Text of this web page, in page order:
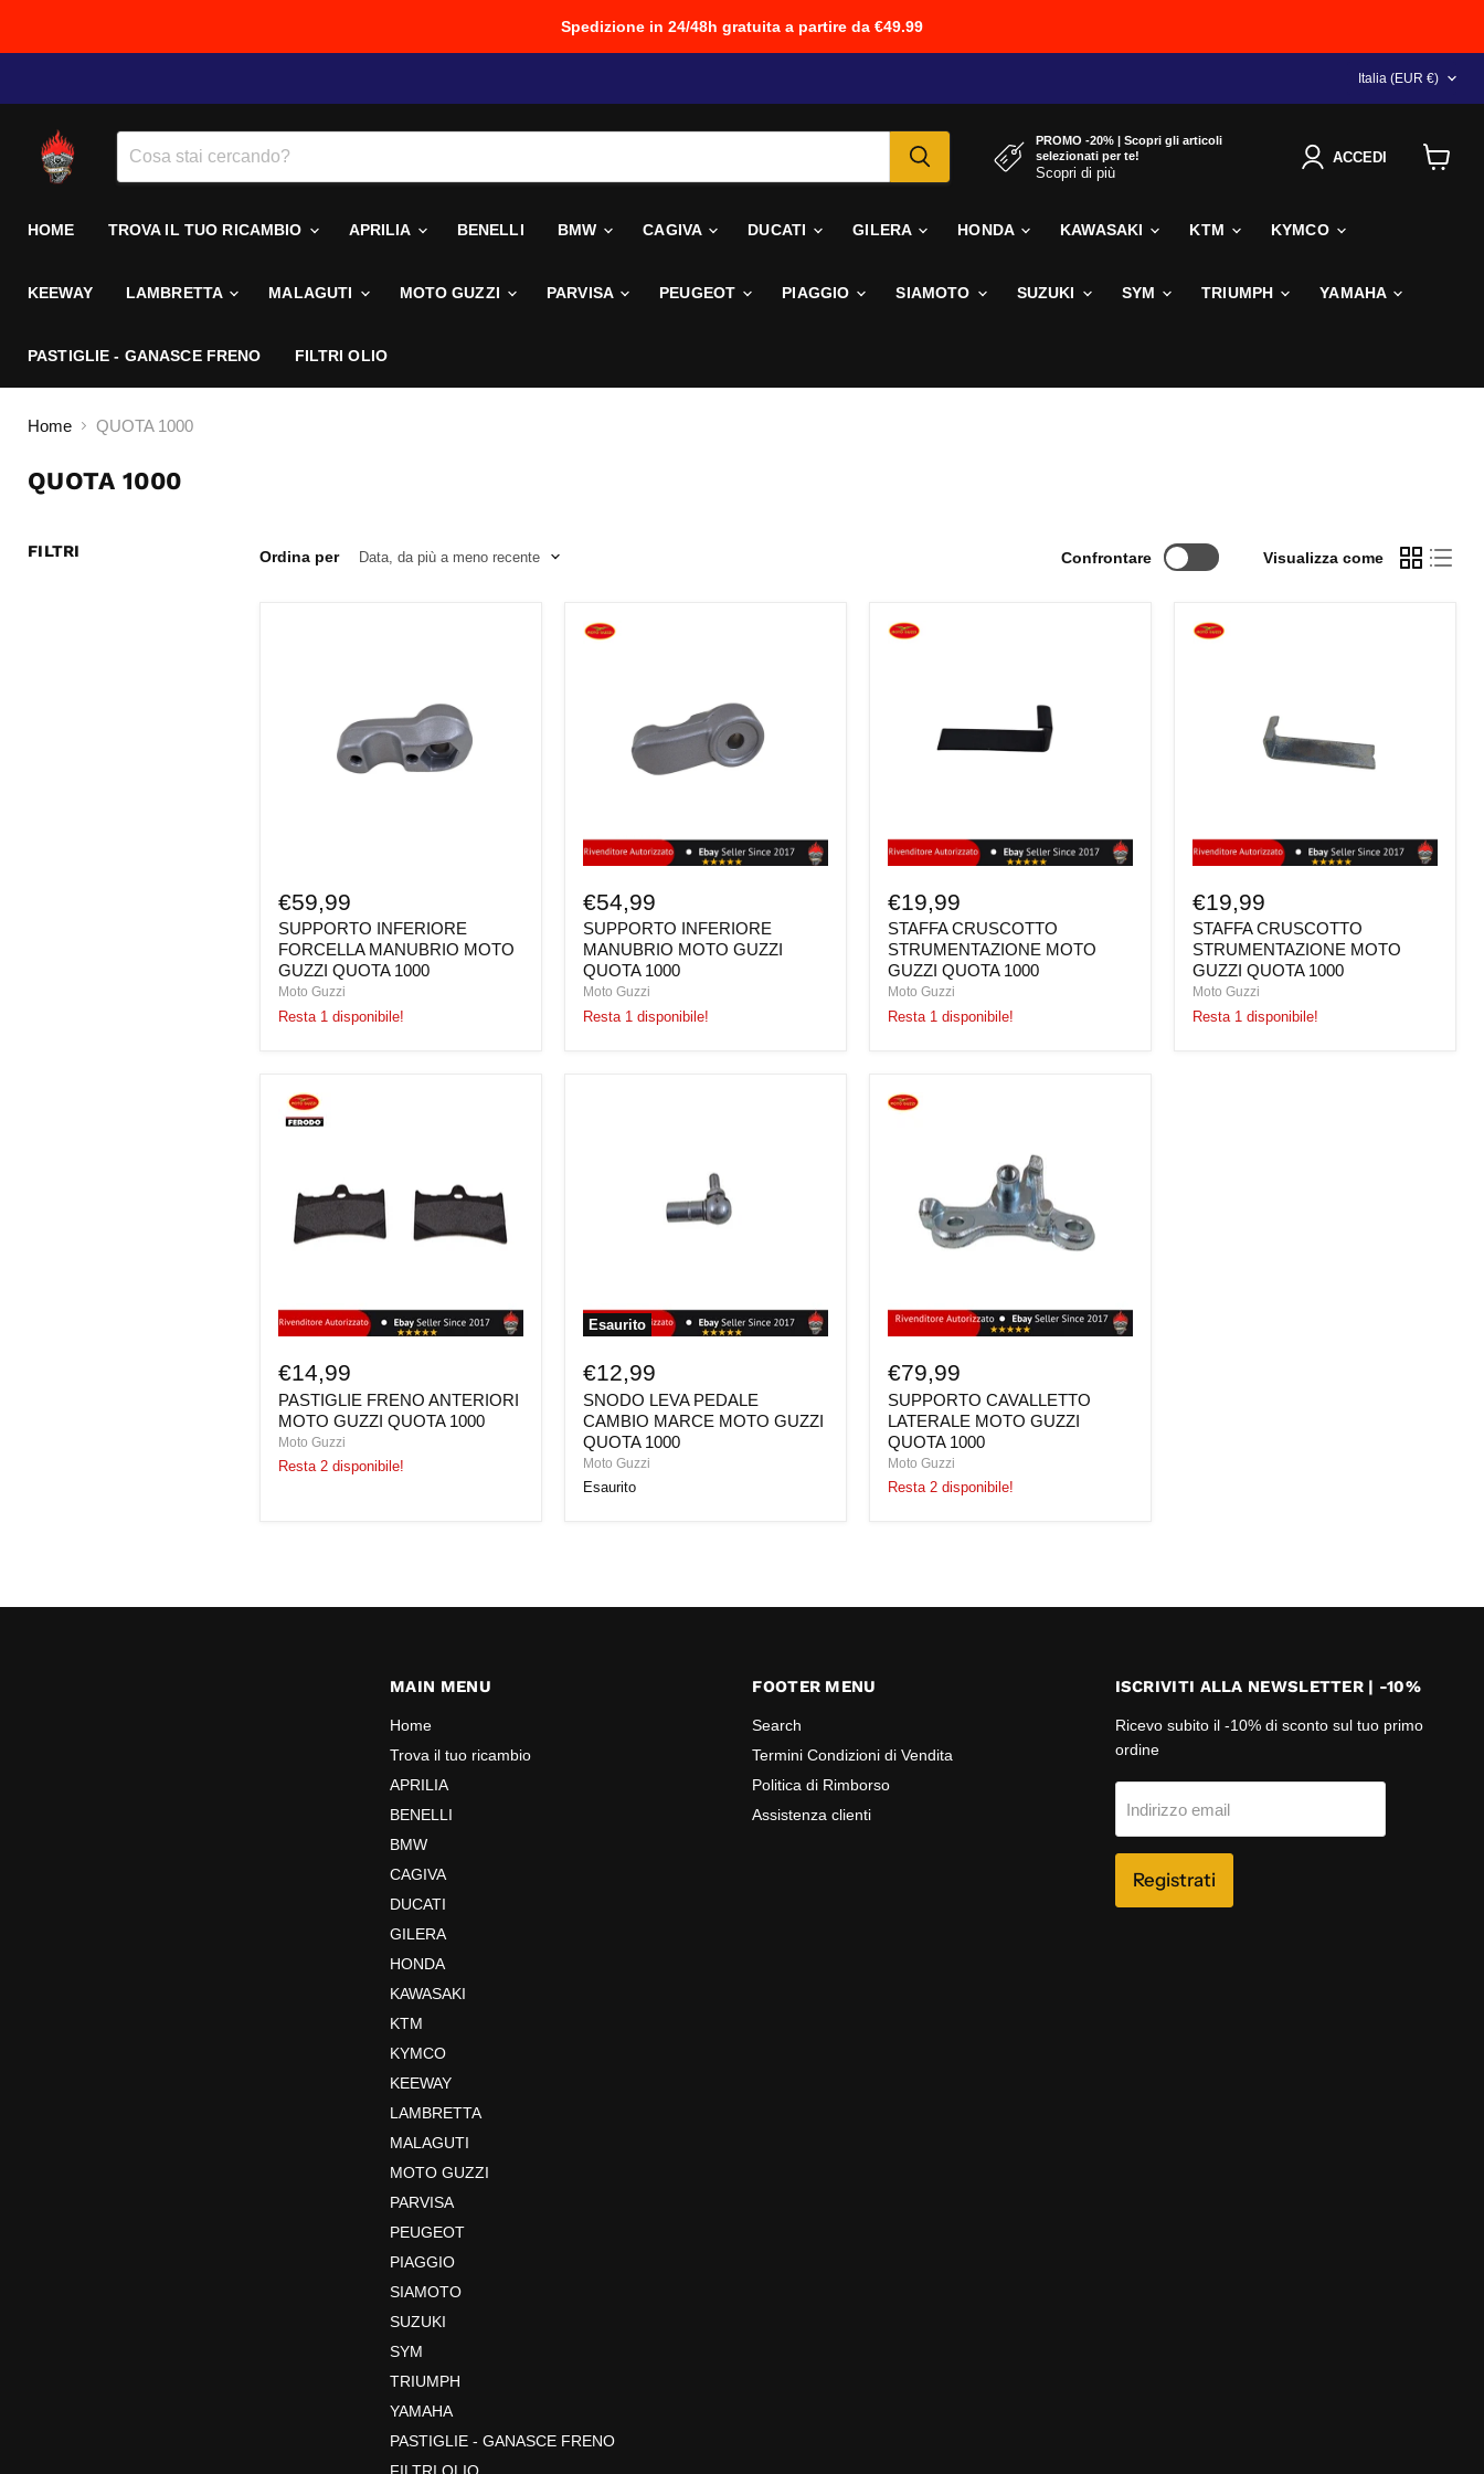
Spedizione in 24/48h gratuita a partire da €49.99
NAZIONE
Italia (EUR €)
PROMO -20% | Scopri gli articoli
selezionati per te!
Scopri di più
ACCEDI
HOME TROVA IL TUO RICAMBIO APRILIA BENELLI BMW CAGIVA DUCATI GILERA HONDA KAWASAKI KTM KYMCO
KEEWAY LAMBRETTA MALAGUTI MOTO GUZZI PARVISA PEUGEOT PIAGGIO SIAMOTO SUZUKI SYM TRIUMPH YAMAHA
PASTIGLIE - GANASCE FRENO FILTRI OLIO
Home QUOTA 1000
QUOTA 1000
FILTRI Ordina per Confrontare Visualizza come
€59,99
SUPPORTO INFERIORE
FORCELLA MANUBRIO MOTO
GUZZI QUOTA 1000
Moto Guzzi
Resta 1 disponibile!
SUPPORTO
€54,99
SUPPORTO INFERIORE
MANUBRIO MOTO GUZZI
QUOTA 1000
Moto Guzzi
Resta 1 disponibile!
STAFFA
€19,99
STAFFA CRUSCOTTO
STRUMENTAZIONE MOTO
GUZZI QUOTA 1000
Moto Guzzi
Resta 1 disponibile!
STAFFA
€19,99
STAFFA CRUSCOTTO
STRUMENTAZIONE MOTO
GUZZI QUOTA 1000
Moto Guzzi
Resta 1 disponibile!
PASTIGLIE
FRENO
QUOTA
1000
€14,99
PASTIGLIE FRENO ANTERIORI
MOTO GUZZI QUOTA 1000
Moto Guzzi
Resta 2 disponibile!
Esaurito
€12,99
SNODO LEVA PEDALE
CAMBIO MARCE MOTO GUZZI
QUOTA 1000
Moto Guzzi
Esaurito
SUPPORTO
QUOTA
1000
€79,99
SUPPORTO CAVALLETTO
LATERALE MOTO GUZZI
QUOTA 1000
Moto Guzzi
Resta 2 disponibile!
MAIN MENU
Home
Trova il tuo ricambio
APRILIA
BENELLI
BMW
CAGIVA
DUCATI
GILERA
HONDA
KAWASAKI
KTM
KYMCO
KEEWAY
LAMBRETTA
MALAGUTI
MOTO GUZZI
PARVISA
PEUGEOT
PIAGGIO
SIAMOTO
SUZUKI
SYM
TRIUMPH
YAMAHA
PASTIGLIE - GANASCE FRENO
FILTRI OLIO
FOOTER MENU
Search
Termini Condizioni di Vendita
Politica di Rimborso
Assistenza clienti
ISCRIVITI ALLA NEWSLETTER | -10%
Ricevo subito il -10% di sconto sul tuo primo
ordine
Indirizzo email
Registrati